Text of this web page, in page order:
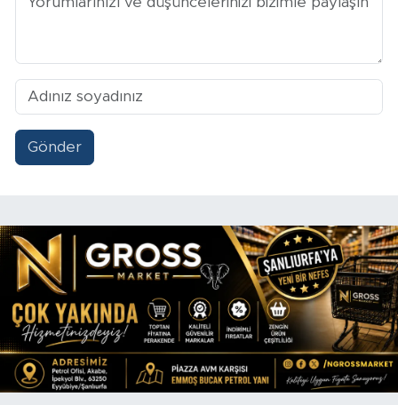
Gönder